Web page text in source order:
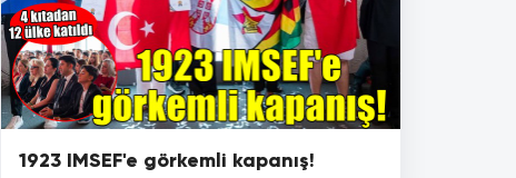
1923 IMSEF'e görkemli kapanış!